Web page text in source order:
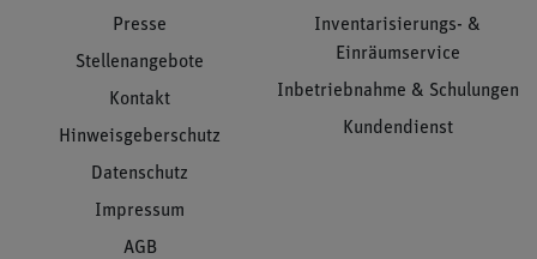
Presse
Stellenangebote
Kontakt
Hinweisgeberschutz
Datenschutz
Impressum
AGB
Inventarisierungs- &
Einräumservice
Inbetriebnahme & Schulungen
Kundendienst